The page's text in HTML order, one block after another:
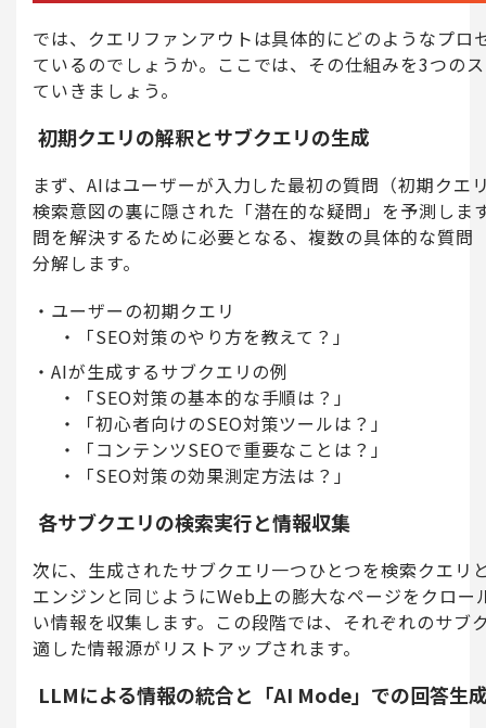
では、クエリファンアウトは具体的にどのようなプロ
ているのでしょうか。ここでは、その仕組みを3つの
ていきましょう。
初期クエリの解釈とサブクエリの生成
まず、AIはユーザーが入力した最初の質問（初期クエ
検索意図の裏に隠された「潜在的な疑問」を予測しま
問を解決するために必要となる、複数の具体的な質問
分解します。
ユーザーの初期クエリ
「SEO対策のやり方を教えて？」
AIが生成するサブクエリの例
「SEO対策の基本的な手順は？」
「初心者向けのSEO対策ツールは？」
「コンテンツSEOで重要なことは？」
「SEO対策の効果測定方法は？」
各サブクエリの検索実行と情報収集
次に、生成されたサブクエリ一つひとつを検索クエリ
エンジンと同じようにWeb上の膨大なページをクロー
い情報を収集します。この段階では、それぞれのサブ
適した情報源がリストアップされます。
LLMによる情報の統合と「AI Mode」での回答生